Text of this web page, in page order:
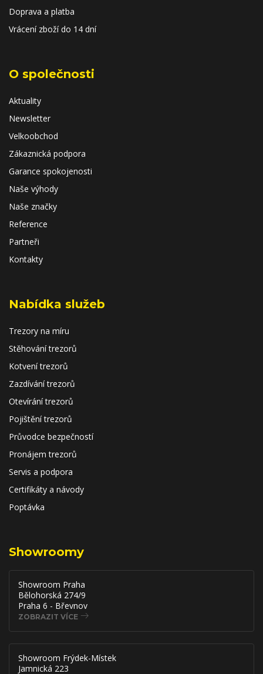
Doprava a platba
Vrácení zboží do 14 dní
O společnosti
Aktuality
Newsletter
Velkoobchod
Zákaznická podpora
Garance spokojenosti
Naše výhody
Naše značky
Reference
Partneři
Kontakty
Nabídka služeb
Trezory na míru
Stěhování trezorů
Kotvení trezorů
Zazdívání trezorů
Otevírání trezorů
Pojištění trezorů
Průvodce bezpečností
Pronájem trezorů
Servis a podpora
Certifikáty a návody
Poptávka
Showroomy
Showroom Praha
Bělohorská 274/9
Praha 6 - Břevnov
ZOBRAZIT VÍCE
Showroom Frýdek-Místek
Jamnická 223